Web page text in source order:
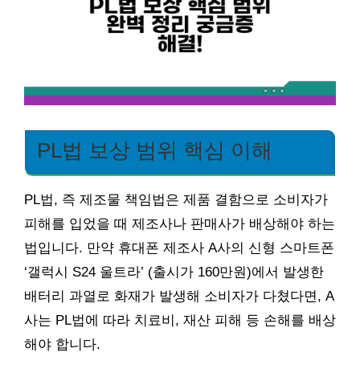
PL법 보상 범위 핵심 이해
PL법, 즉 제조물 책임법은 제품 결함으로 소비자가
피해를 입었을 때 제조사나 판매사가 배상해야 하는
법입니다. 만약 휴대폰 제조사 A사의 신형 스마트폰
‘갤럭시 S24 울트라’ (출시가 160만원)에서 발생한
배터리 과열로 화재가 발생해 소비자가 다쳤다면, A
사는 PL법에 따라 치료비, 재산 피해 등 손해를 배상
해야 합니다.